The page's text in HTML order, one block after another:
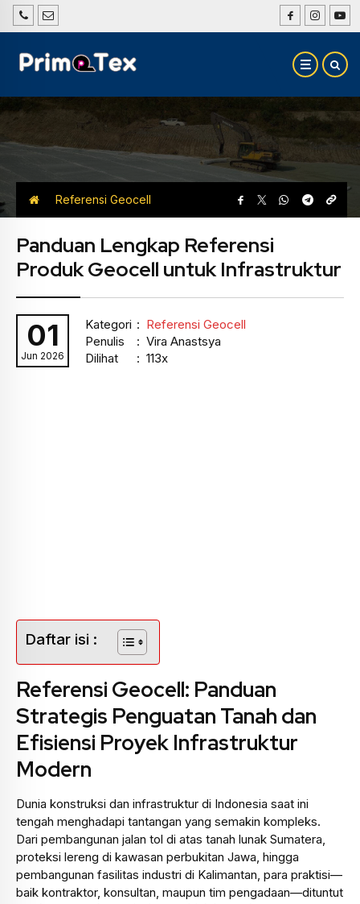
Referensi Geocell
Panduan Lengkap Referensi
Produk Geocell untuk Infrastruktur
01
Jun 2026
Kategori : Referensi Geocell
Penulis
: Vira Anastsya
Dilihat
: 113x
Daftar isi :
Referensi Geocell: Panduan
Strategis Penguatan Tanah dan
Efisiensi Proyek Infrastruktur
Modern
Dunia konstruksi dan infrastruktur di Indonesia saat ini
tengah menghadapi tantangan yang semakin kompleks.
Dari pembangunan jalan tol di atas tanah lunak Sumatera,
proteksi lereng di kawasan perbukitan Jawa, hingga
pembangunan fasilitas industri di Kalimantan, para praktisi—
baik kontraktor, konsultan, maupun tim pengadaan—dituntut